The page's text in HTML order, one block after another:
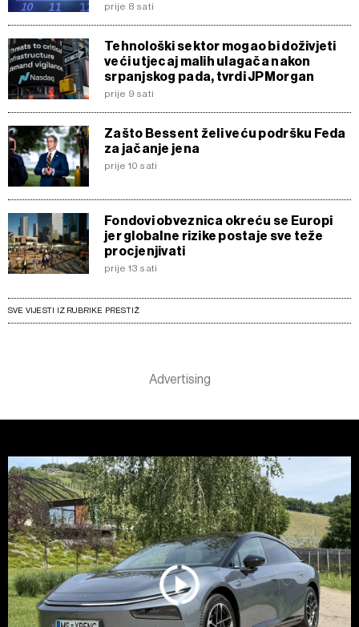
prije 8 sati
Tehnološki sektor mogao bi doživjeti
veći utjecaj malih ulagača nakon
srpanjskog pada, tvrdi JPMorgan
prije 9 sati
Zašto Bessent želi veću podršku Feda
za jačanje jena
prije 10 sati
Fondovi obveznica okreću se Europi
jer globalne rizike postaje sve teže
procjenjivati
prije 13 sati
SVE VIJESTI IZ RUBRIKE PRESTIŽ